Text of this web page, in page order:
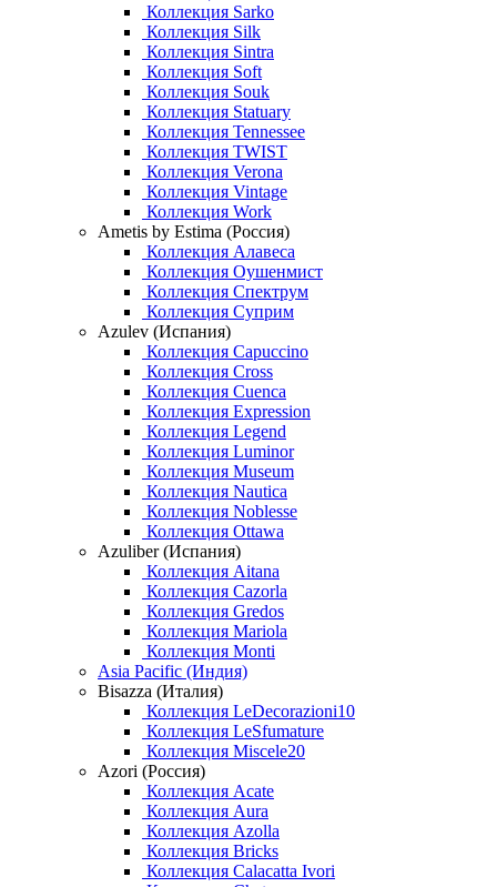
Коллекция Sarko
Коллекция Silk
Коллекция Sintra
Коллекция Soft
Коллекция Souk
Коллекция Statuary
Коллекция Tennessee
Коллекция TWIST
Коллекция Verona
Коллекция Vintage
Коллекция Work
Ametis by Estima (Россия)
Коллекция Алавеса
Коллекция Оушенмист
Коллекция Спектрум
Коллекция Суприм
Azulev (Испания)
Коллекция Capuccino
Коллекция Cross
Коллекция Cuenca
Коллекция Expression
Коллекция Legend
Коллекция Luminor
Коллекция Museum
Коллекция Nautica
Коллекция Noblesse
Коллекция Ottawa
Azuliber (Испания)
Коллекция Aitana
Коллекция Cazorla
Коллекция Gredos
Коллекция Mariola
Коллекция Monti
Asia Pacific (Индия)
Bisazza (Италия)
Коллекция LeDecorazioni10
Коллекция LeSfumature
Коллекция Miscele20
Azori (Россия)
Коллекция Acate
Коллекция Aura
Коллекция Azolla
Коллекция Bricks
Коллекция Calacatta Ivori